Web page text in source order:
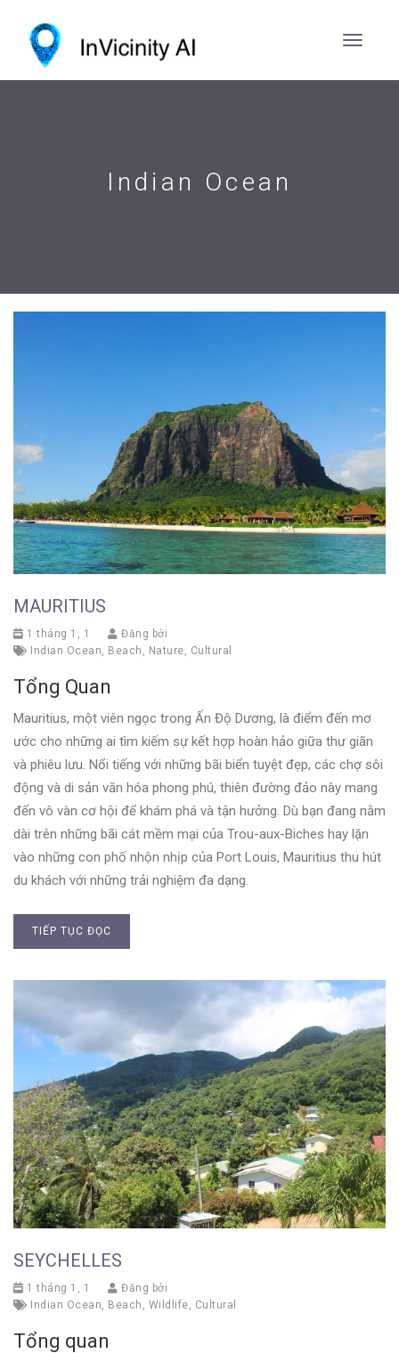
Indian Ocean
MAURITIUS
1 tháng 1, 1
Đăng bởi
Indian Ocean, Beach , Nature, Cultural
Tổng Quan
Mauritius, một viên ngọc trong Ấn Độ Dương, là điểm đến mơ
ước cho những ai tìm kiếm sự kết hợp hoàn hảo giữa thư giãn
và phiêu lưu. Nổi tiếng với những bãi biển tuyệt đẹp, các chợ sôi
động và di sản văn hóa phong phú, thiên đường đảo này mang
đến vô vàn cơ hội để khám phá và tận hưởng. Dù bạn đang nằm
dài trên những bãi cát mềm mại của Trou-aux-Biches hay lặn
vào những con phố nhộn nhịp của Port Louis, Mauritius thu hút
du khách với những trải nghiệm đa dạng.
TIẾP TỤC ĐỌC
SEYCHELLES
1 tháng 1, 1
Đăng bởi
Indian Ocean
Beach Wildlife Cultural
Tổng quan